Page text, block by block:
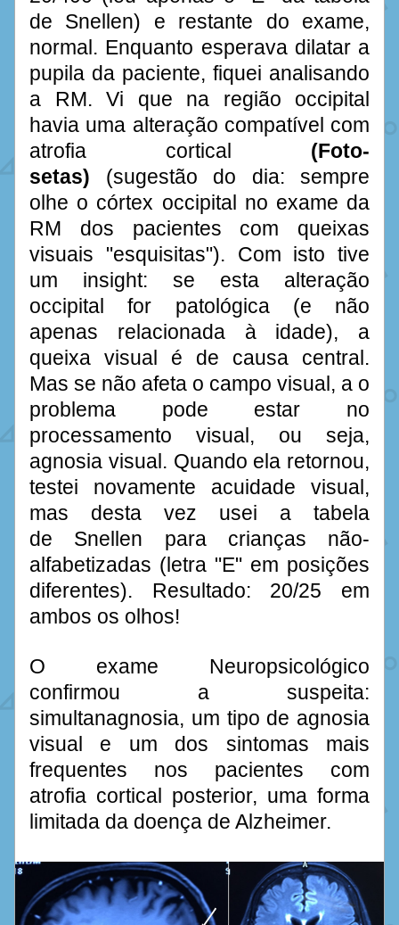
de Snellen) e restante do exame,
normal. Enquanto esperava dilatar a
pupila da paciente, fiquei analisando
a RM. Vi que na região occipital
havia uma alteração compatível com
atrofia cortical (Foto-
setas) (sugestão do dia: sempre
olhe o córtex occipital no exame da
RM dos pacientes com queixas
visuais "esquisitas"). Com isto tive
um insight: se esta alteração
occipital for patológica (e não
apenas relacionada à idade), a
queixa visual é de causa central.
Mas se não afeta o campo visual, a o
problema pode estar no
processamento visual, ou seja,
agnosia visual. Quando ela retornou,
testei novamente acuidade visual,
mas desta vez usei a tabela
de Snellen para crianças não-
alfabetizadas (letra "E" em posições
diferentes). Resultado: 20/25 em
ambos os olhos!
O exame Neuropsicológico
confirmou a suspeita:
simultanagnosia, um tipo de agnosia
visual e um dos sintomas mais
frequentes nos pacientes com
atrofia cortical posterior, uma forma
limitada da doença de Alzheimer.